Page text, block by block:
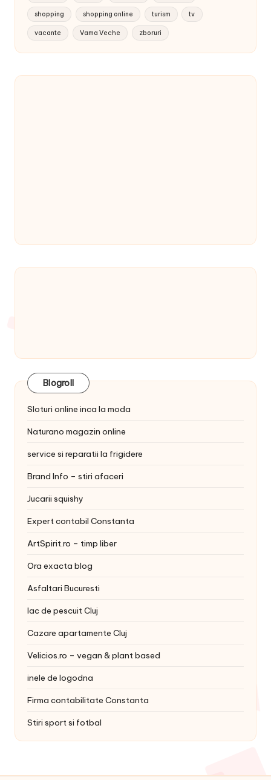
shopping shopping online turism tv
vacante Vama Veche zboruri
Blogroll
Sloturi online inca la moda
Naturano magazin online
service si reparatii la frigidere
Brand Info – stiri afaceri
Jucarii squishy
Expert contabil Constanta
ArtSpirit.ro – timp liber
Ora exacta blog
Asfaltari Bucuresti
lac de pescuit Cluj
Cazare apartamente Cluj
Velicios.ro – vegan & plant based
inele de logodna
Firma contabilitate Constanta
Stiri sport si fotbal